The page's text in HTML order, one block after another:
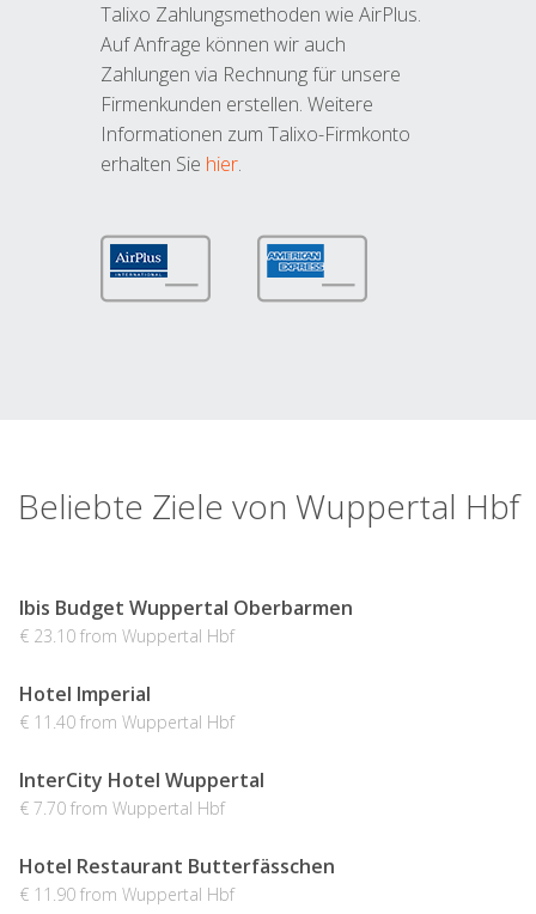
Talixo Zahlungsmethoden wie AirPlus.
Auf Anfrage können wir auch
Zahlungen via Rechnung für unsere
Firmenkunden erstellen. Weitere
Informationen zum Talixo-Firmkonto
erhalten Sie hier.
Beliebte Ziele von Wuppertal Hbf
Ibis Budget Wuppertal Oberbarmen
€ 23.10 from Wuppertal Hbf
Hotel Imperial
€ 11.40 from Wuppertal Hbf
InterCity Hotel Wuppertal
€ 7.70 from Wuppertal Hbf
Hotel Restaurant Butterfässchen
€ 11.90 from Wuppertal Hbf